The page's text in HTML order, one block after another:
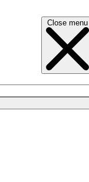
Close menu